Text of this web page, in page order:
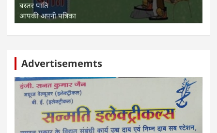
बस्तर पाति
आपकी अपनी पत्रिका
Advertisememts